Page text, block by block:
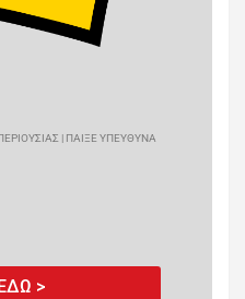
| ΠΑΙΞΕ ΥΠΕΥΘΥΝΑ
>